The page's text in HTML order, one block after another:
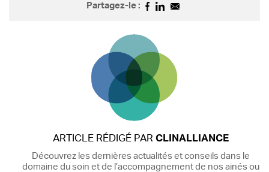
Partagez-le :
ARTICLE RÉDIGÉ PAR CLINALLIANCE
Découvrez les dernières actualités et conseils dans le
domaine du soin et de l’accompagnement de nos ainés ou